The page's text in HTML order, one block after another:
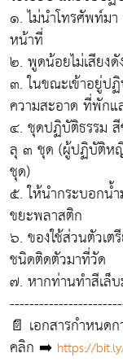
๑. ไม่นำโทรศัพท์ม
หน้าที่
๒. พูดน้อยไม่เสียง
๓. ในขณะเข้าอยู่ป
ความสะอาด ที่พัก
๔. ชุดปฏิบัติธรรม
ลุ ๓ ชุด (ผู้ปฏิบัติหญิ
ชุด)
๕. ให้นำกระบอกน้
ขยะพลาสติก
๖. ของใช้ส่วนตัวเ
ชนิดติดตัวมาที่วัด
๗. หากท่านทำสีเล็
📄 เอกสารกำหนดก
คลิก ➡️ https://